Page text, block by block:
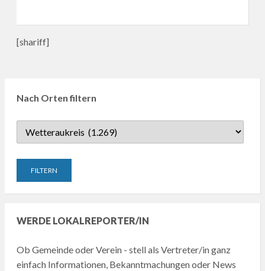
[shariff]
Nach Orten filtern
WERDE LOKALREPORTER/IN
Ob Gemeinde oder Verein - stell als Vertreter/in ganz
einfach Informationen, Bekanntmachungen oder News